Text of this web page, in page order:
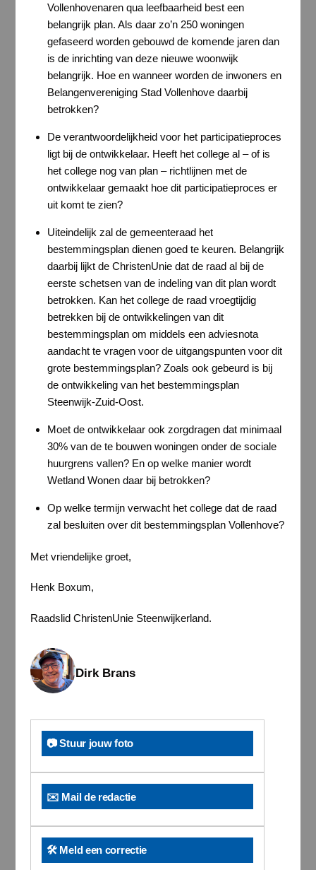
Vollenhovenaren qua leefbaarheid best een
belangrijk plan. Als daar zo’n 250 woningen
gefaseerd worden gebouwd de komende jaren dan
is de inrichting van deze nieuwe woonwijk
belangrijk. Hoe en wanneer worden de inwoners en
Belangenvereniging Stad Vollenhove daarbij
betrokken?
De verantwoordelijkheid voor het participatieproces
ligt bij de ontwikkelaar. Heeft het college al – of is
het college nog van plan – richtlijnen met de
ontwikkelaar gemaakt hoe dit participatieproces er
uit komt te zien?
Uiteindelijk zal de gemeenteraad het
bestemmingsplan dienen goed te keuren. Belangrijk
daarbij lijkt de ChristenUnie dat de raad al bij de
eerste schetsen van de indeling van dit plan wordt
betrokken. Kan het college de raad vroegtijdig
betrekken bij de ontwikkelingen van dit
bestemmingsplan om middels een adviesnota
aandacht te vragen voor de uitgangspunten voor dit
grote bestemmingsplan? Zoals ook gebeurd is bij
de ontwikkeling van het bestemmingsplan
Steenwijk-Zuid-Oost.
Moet de ontwikkelaar ook zorgdragen dat minimaal
30% van de te bouwen woningen onder de sociale
huurgrens vallen? En op welke manier wordt
Wetland Wonen daar bij betrokken?
Op welke termijn verwacht het college dat de raad
zal besluiten over dit bestemmingsplan Vollenhove?
Met vriendelijke groet,
Henk Boxum,
Raadslid ChristenUnie Steenwijkerland.
Dirk Brans
📷 Stuur jouw foto
✉️ Mail de redactie
🛠️ Meld een correctie